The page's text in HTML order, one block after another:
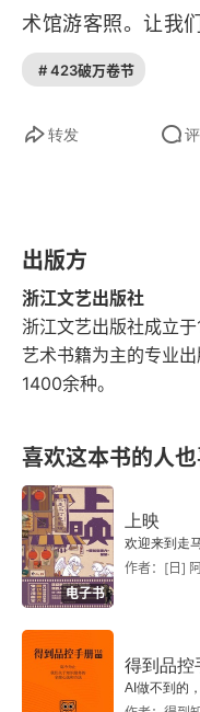
术馆游客照。让我
幅世界名画，又以
与你的生命连接起
独。
# 423破万卷节
转发
出版方
浙江文艺出版社
浙江文艺出版社成立
艺术书籍为主的专业
1400余种。
喜欢这本书的人
电子书
上映
欢迎来到走
作者：[日]
得到品控
AI做不到的